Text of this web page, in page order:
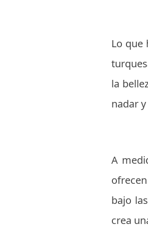
Lo que
la
nadar
A
bajo
crea